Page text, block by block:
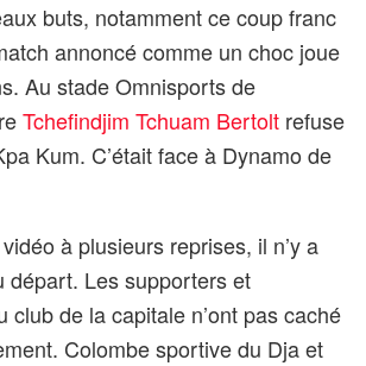
buts, notamment ce coup franc
annoncé comme un choc joue
Au stade Omnisports de
Tchefindjim Tchuam Bertolt refuse
Kum. C’était face à Dynamo de
à plusieurs reprises, il n’y a
départ. Les supporters et
club de la capitale n’ont pas caché
Colombe sportive du Dja et